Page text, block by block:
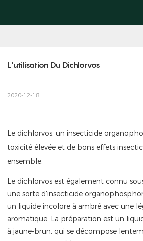
L'utilisation Du Dichlorvos
2020-12-18
Le dichlorvos, un insecticide
toxicité élevée et de bons effets
ensemble.
Le dichlorvos est également connu
une sorte d'insecticide
un liquide incolore à ambré avec une
aromatique. La préparation est un
à jaune-brun, qui se décompose